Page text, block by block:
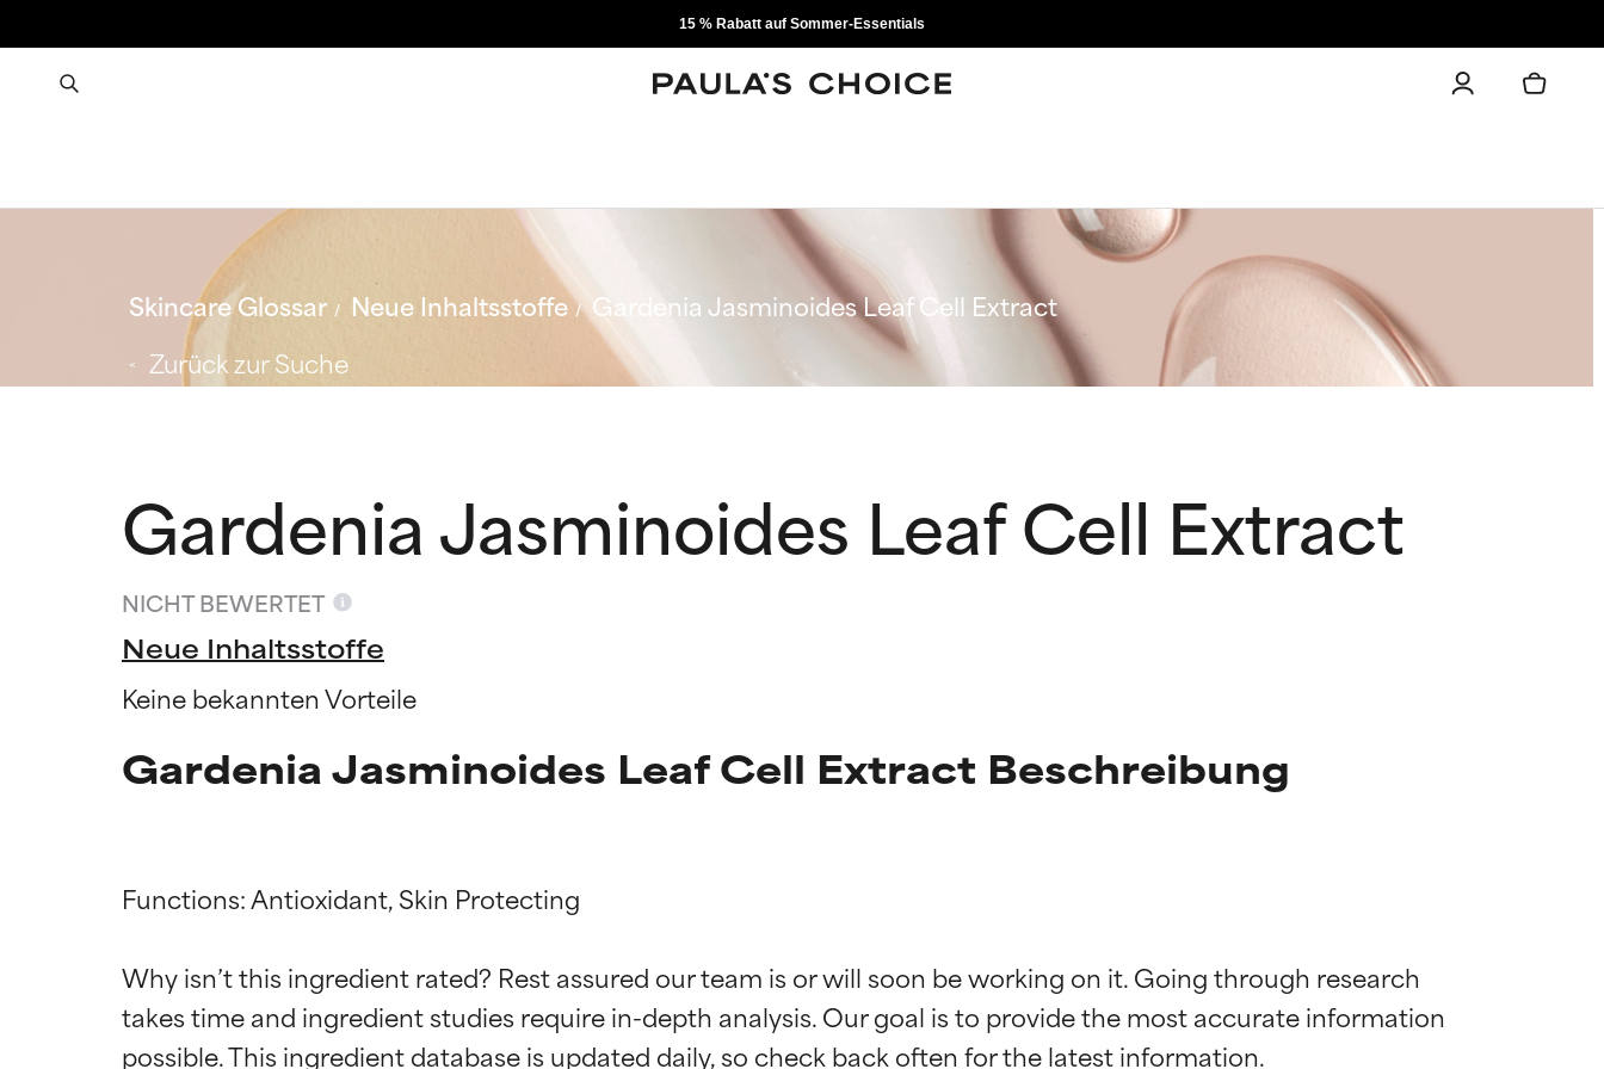
15 % Rabatt auf Sommer-Essentials
Skincare Glossar Neue Inhaltsstoffe
Gardenia Jasminoides Leaf Cell Extract
Zurück zur Suche
Gardenia Jasminoides Leaf Cell Extract
NICHT BEWERTET
Neue Inhaltsstoffe
Keine bekannten Vorteile
Gardenia Jasminoides Leaf Cell Extract Beschreibung
Functions: Antioxidant, Skin Protecting
Why isn’t this ingredient rated? Rest assured our team is or will soon be working on it. Going through research
takes time and ingredient studies require in-depth analysis. Our goal is to provide the most accurate information
Bewertung der Inhaltsstoffe
SEHR GUT
Bewertung der Inhaltsstoffe
SEHR GUT